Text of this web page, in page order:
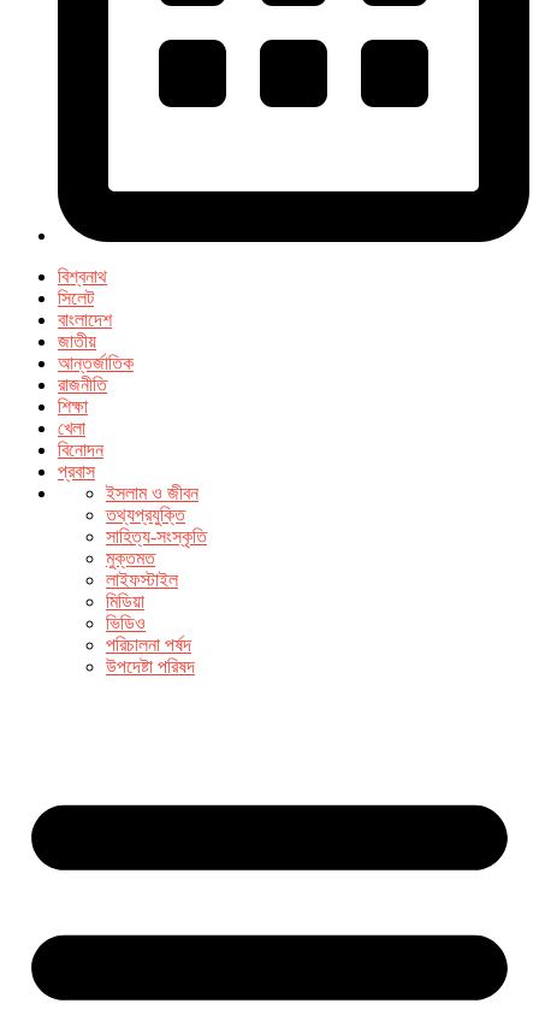
বিশ্বনাথ
সিলেট
বাংলাদেশ
জাতীয়
আন্তর্জাতিক
রাজনীতি
শিক্ষা
খেলা
বিনোদন
প্রবাস
ইসলাম ও জীবন
তথ্যপ্রযুক্তি
সাহিত্য-সংস্কৃতি
মুক্তমত
লাইফস্টাইল
মিডিয়া
ভিডিও
পরিচালনা পর্ষদ
উপদেষ্টা পরিষদ